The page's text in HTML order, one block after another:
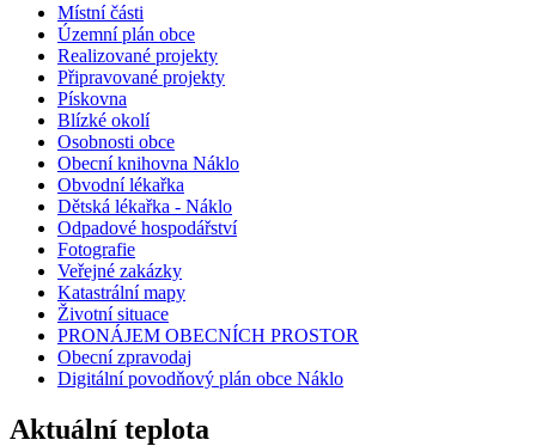
Místní části
Územní plán obce
Realizované projekty
Připravované projekty
Pískovna
Blízké okolí
Osobnosti obce
Obecní knihovna Náklo
Obvodní lékařka
Dětská lékařka - Náklo
Odpadové hospodářství
Fotografie
Veřejné zakázky
Katastrální mapy
Životní situace
PRONÁJEM OBECNÍCH PROSTOR
Obecní zpravodaj
Digitální povodňový plán obce Náklo
Aktuální teplota